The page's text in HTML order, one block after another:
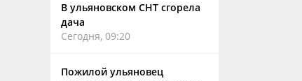
В ульяновском СНТ сгорела
дача
Сегодня, 09:20
Пожилой ульяновец